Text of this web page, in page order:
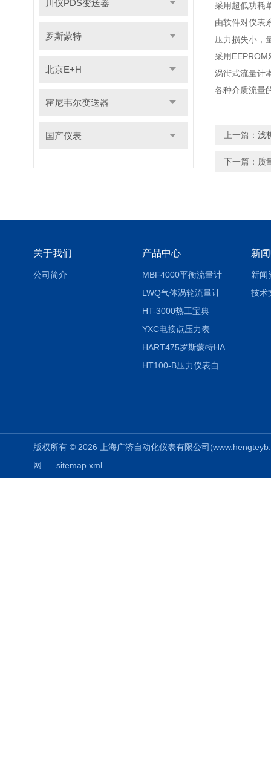
川仪PDS变送器
罗斯蒙特
北京E+H
霍尼韦尔变送器
国产仪表
采用超低功耗
由软件对仪表
压力损失小，
采用
涡街式流量计
各种介质流量
上一篇： 浅
下一篇： 质
关于我们
公司简介
产品中心
MBF4000平衡流量计
LWQ气体涡轮流量计
HT-3000热工宝典
YXC电接点压力表
HART475罗斯蒙特HART475手操器
新
新闻
技术
版权所有 © 2026 上海广济自动化仪表有限公司
网
sitemap.xml